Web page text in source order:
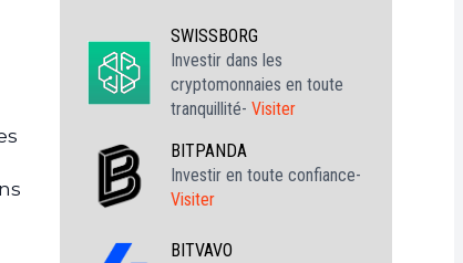
SWISSBORG
Investir dans les
cryptomonnaies en toute
tranquillité- Visiter
BITPANDA
Investir en toute confiance-
Visiter
BITVAVO